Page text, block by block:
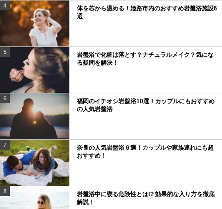
4
体を芯から温める！姫路市内のおすすめ岩盤浴施設6
選
5
岩盤浴で化粧は落とす？ナチュラルメイク？気にな
る疑問を解決！
6
福岡のイチオシ岩盤浴10選！カップルにもおすすめ
の人気岩盤浴
7
奈良の人気岩盤浴６選！カップルや家族連れにも超
おすすめ！
8
岩盤浴中に寝る危険性とは!? 効果的な入り方を徹底
解説！